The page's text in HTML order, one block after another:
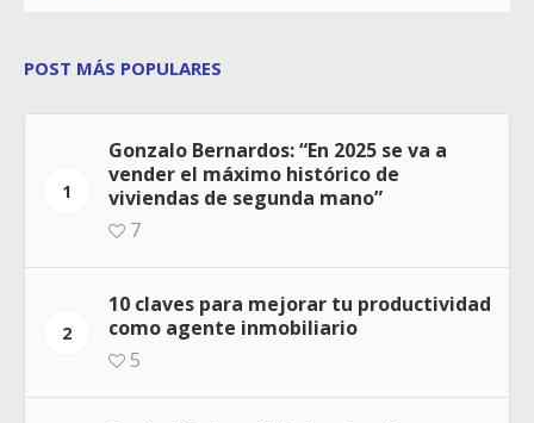
POST MÁS POPULARES
1
Gonzalo Bernardos: “En 2025 se va a
vender el máximo histórico de
viviendas de segunda mano”
7
2
10 claves para mejorar tu productividad
como agente inmobiliario
5